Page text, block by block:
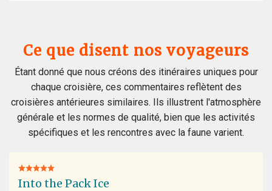
Ce que disent nos voyageurs
Étant donné que nous créons des itinéraires uniques pour
chaque croisière, ces commentaires reflètent des
croisières antérieures similaires. Ils illustrent l'atmosphère
générale et les normes de qualité, bien que les activités
spécifiques et les rencontres avec la faune varient.
Into the Pack Ice